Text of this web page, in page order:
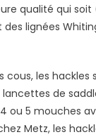
qualité qui soit
lignées
cous, les hackles
lancettes de
ou 5 mouches
Metz, les